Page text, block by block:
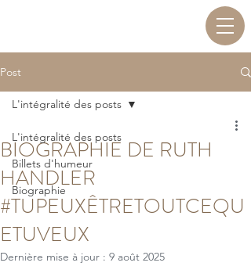
Post
L'intégralité des posts
Billets d'humeur
Biographie
L'intégralité des posts
BIOGRAPHIE DE RUTH
HANDLER
#TUPEUXÊTRETOUTCEQU
ETUVEUX
Dernière mise à jour : 9 août 2025